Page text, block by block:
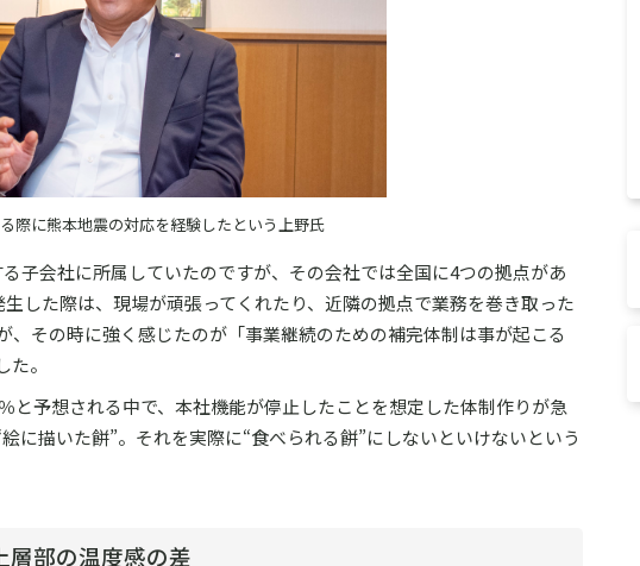
際に熊本地震の対応を経験したという上野氏
子会社に所属していたのですが、その会社では全国に4つの拠点があ
した際は、現場が頑張ってくれたり、近隣の拠点で業務を巻き取った
その時に強く感じたのが「事業継続のための補完体制は事が起こる
。
と予想される中で、本社機能が停止したことを想定した体制作りが急
に描いた餅”。それを実際に“食べられる餅”にしないといけないという
層部の温度感の差